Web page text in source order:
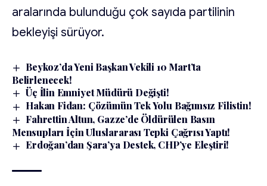
aralarında bulunduğu çok sayıda partilinin
bekleyişi sürüyor.
Beykoz’da Yeni Başkan Vekili 10 Mart’ta
Belirlenecek!
Üç İlin Emniyet Müdürü Değişti!
Hakan Fidan: Çözümün Tek Yolu Bağımsız Filistin!
Fahrettin Altun, Gazze’de Öldürülen Basın
Mensupları İçin Uluslararası Tepki Çağrısı Yaptı!
Erdoğan’dan Şara’ya Destek, CHP’ye Eleştiri!